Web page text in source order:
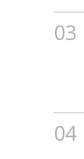
03
04